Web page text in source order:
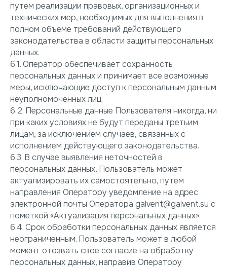
путем реализации правовых, организационных и
технических мер, необходимых для выполнения в
полном объеме требований действующего
законодательства в области защиты персональных
данных.
6.1. Оператор обеспечивает сохранность
персональных данных и принимает все возможные
меры, исключающие доступ к персональным данным
неуполномоченных лиц.
6.2. Персональные данные Пользователя никогда, ни
при каких условиях не будут переданы третьим
лицам, за исключением случаев, связанных с
исполнением действующего законодательства.
6.3. В случае выявления неточностей в
персональных данных, Пользователь может
актуализировать их самостоятельно, путем
направления Оператору уведомление на адрес
электронной почты Оператора galvent@galvent.su с
пометкой «Актуализация персональных данных».
6.4. Срок обработки персональных данных является
неограниченным. Пользователь может в любой
момент отозвать свое согласие на обработку
персональных данных, направив Оператору